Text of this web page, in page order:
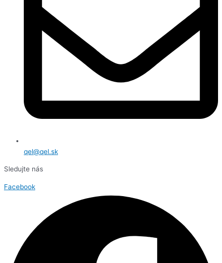
qel@qel.sk
Sledujte nás
Facebook